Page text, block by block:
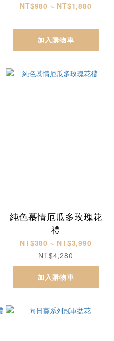
NT$980 ~ NT$1,880
加入購物車
純色慕情厄瓜多玫瑰花
禮
NT$380 ~ NT$3,990
NT$4,280
加入購物車